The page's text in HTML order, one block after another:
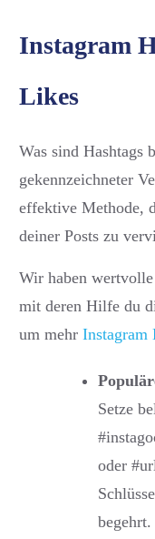
Instagram
Likes
Was sind Hashtags
gekennzeichneter
effektive Methode,
deiner Posts zu
Wir haben
mit deren Hilfe du
um mehr Instagram
Setze
oder